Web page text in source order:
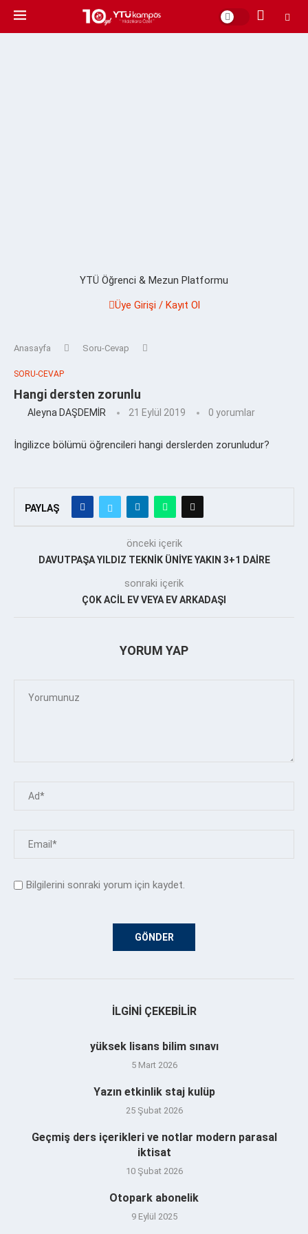
YTÜ Öğrenci & Mezun Platformu
Üye Girişi / Kayıt Ol
Anasayfa Soru-Cevap
SORU-CEVAP
Hangi dersten zorunlu
Aleyna DAŞDEMİR 21 Eylül 2019 0 yorumlar
İngilizce bölümü öğrencileri hangi derslerden zorunludur?
PAYLAŞ
önceki içerik
DAVUTPAŞA YILDIZ TEKNİK ÜNİYE YAKIN 3+1 DAİRE
sonraki içerik
ÇOK ACİL EV VEYA EV ARKADAŞI
YORUM YAP
Bilgilerini sonraki yorum için kaydet.
İLGINI ÇEKEBILIR
yüksek lisans bilim sınavı
5 Mart 2026
Yazın etkinlik staj kulüp
25 Şubat 2026
Geçmiş ders içerikleri ve notlar modern parasal
iktisat
10 Şubat 2026
Otopark abonelik
9 Eylül 2025